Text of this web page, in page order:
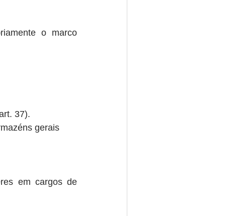
o marco
37).
gerais
em cargos de